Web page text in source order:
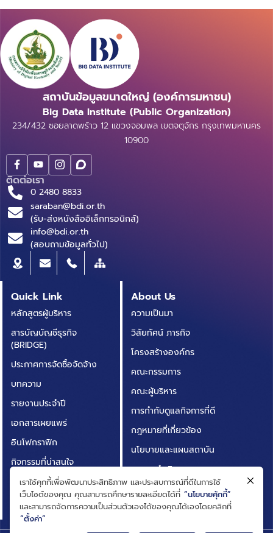
สถาบันข้อมูลขนาดใหญ่ (องค์การมหาชน)
Big Data Institute (Public Organization)
234/432 ซอยลาดพร้าว 12 แขวงจอมพล เขตจตุจักร กรุงเทพมหานคร
10900
ติดต่อเรา
0 2480 8833
saraban@bdi.or.th
(รับ-ส่งหนังสืออิเล็กทรอนิกส์)
info@bdi.or.th
(สอบถามข้อมูลทั่วไป)
Quick Link
หลักสูตรผู้บริหาร
สารบัญบัญชีธุรกิจ
(BRIDGE)
ประกาศการจัดซื้อจัดจ้าง
บทความ
รายงานประจำปี
เอกสารเผยแพร่
อินโฟกราฟิก
กิจกรรมที่น่าสนใจ
ติดต่อเรา
คำถามที่พบบ่อย
About Us
ความเป็นมา
วิสัยทัศน์ ภารกิจ
โครงสร้างองค์กร
คณะกรรมการ
คณะผู้บริหาร
การกำกับดูแลกิจการที่ดี
กฎหมายที่เกี่ยวข้อง
นโยบายและแผนสถาบัน
ผลการดำเนินงาน
ความโปร่งใสในการดำเนิน
งาน (ITA)
เราใช้คุกกี้เพื่อพัฒนาประสิทธิภาพ และประสบการณ์ที่ดีในการใช้
เว็บไซต์ของคุณ คุณสามารถศึกษารายละเอียดได้ที่ “นโยบายคุ้กกี้”
และสามารถจัดการความเป็นส่วนตัวเองได้ของคุณได้เองโดยคลิกที่
“ตั้งค่า”